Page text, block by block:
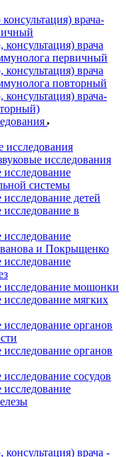
врача-
врача
первичный
врача
повторный
врача-
исследования
исследования
исследование
системы
исследование детей
исследование в
исследование
и Покрыщенко
исследование
исследование мошонки
исследование мягких
исследование органов
исследование органов
исследование сосудов
исследование
врача -